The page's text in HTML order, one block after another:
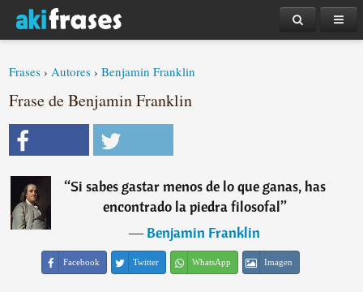
Frases ›Autores ›Benjamin Franklin
Frase de Benjamin Franklin
“Si sabes gastar menos de lo que ganas, has
encontrado la piedra filosofal”
―Benjamin Franklin
Facebook Twitter WhatsApp Imagen